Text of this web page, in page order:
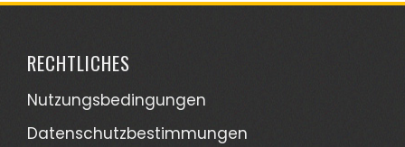
RECHTLICHES
Nutzungsbedingungen
Datenschutzbestimmungen